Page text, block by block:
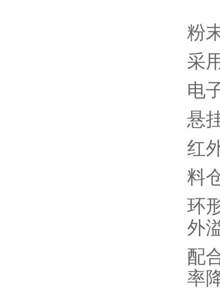
粉
采
电
悬
红
料
环
外
配
率